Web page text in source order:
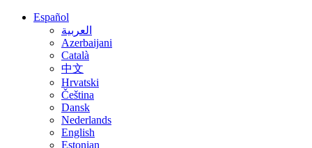
Español
العربية
Azerbaijani
Català
中文
Hrvatski
Čeština
Dansk
Nederlands
English
Estonian